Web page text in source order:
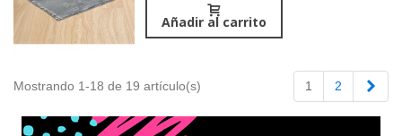
Añadir al carrito
Mostrando 1-18 de 19 artículo(s) 1 2